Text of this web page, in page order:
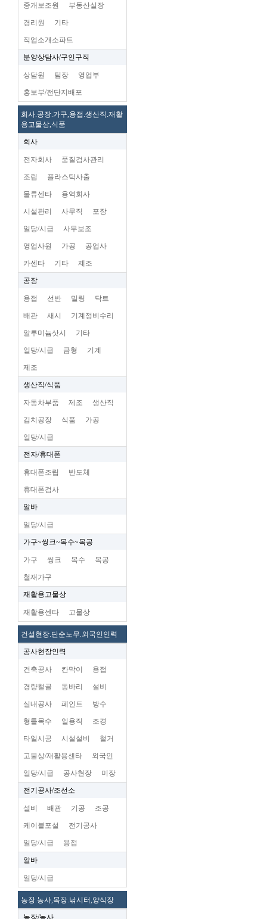
중개보조원 부동산실장
경리원 기타
직업소개소파트
분양상담사/구인구직
상담원 팀장 영업부
홍보부/전단지배포
회사.공장.가구,용접.생산직.재활
용고물상,식품
회사
전자회사 품질검사관리
조립 플라스틱사출
물류센타 용역회사
시설관리 사무직 포장
일당/시급 사무보조
영업사원 가공 공업사
카센타 기타 제조
공장
용접 선반 밀링 닥트
배관 새시 기계정비수리
알루미늄삿시 기타
일당/시급 금형 기계
제조
생산직/식품
자동차부품 제조 생산직
김치공장 식품 가공
일당/시급
전자/휴대폰
휴대폰조립 반도체
휴대폰검사
알바
일당/시급
가구~씽크~목수~목공
가구 씽크 목수 목공
철재가구
재활용고물상
재활용센타 고물상
건설현장.단순노무.외국인인력
공사현장인력
건축공사 칸막이 용접
경량철골 동바리 설비
실내공사 페인트 방수
형틀목수 일용직 조경
타일시공 시설설비 철거
고물상/재활용센타 외국인
일당/시급 공사현장 미장
전기공사/조선소
설비 배관 기공 조공
케이블포설 전기공사
일당/시급 용접
알바
일당/시급
농장.농사,목장.낚시터,양식장
농장/농사